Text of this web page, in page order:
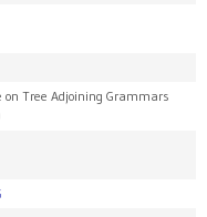
Tree Adjoining Grammars